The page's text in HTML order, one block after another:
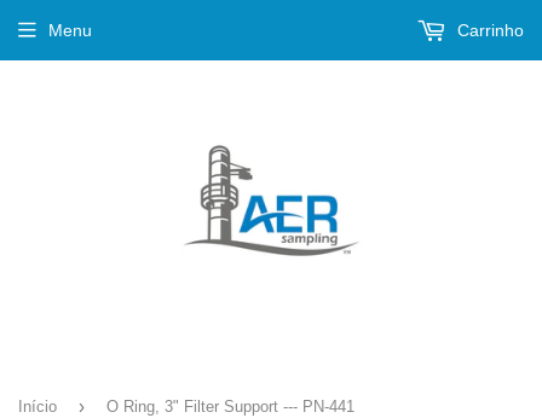
Menu Carrinho
Início › O Ring, 3" Filter Support --- PN-441